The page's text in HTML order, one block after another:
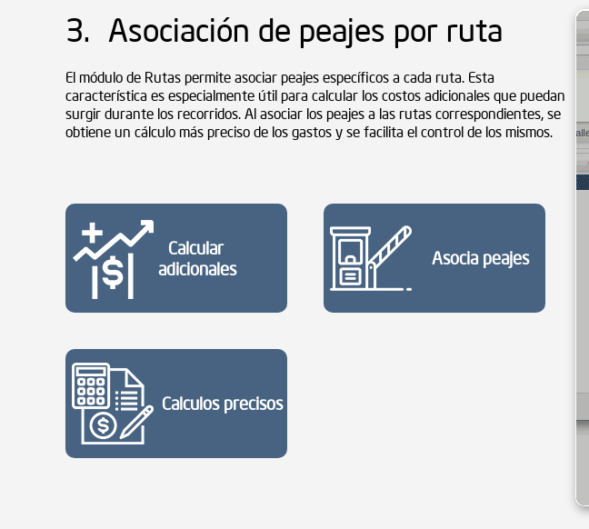
3. Asociación de peajes por ruta
El módulo de Rutas permite asociar peajes específicos a cada ruta. Esta
característica es especialmente útil para calcular los costos adicionales que puedan
surgir durante los recorridos. Al asociar los peajes a las rutas correspondientes, se
obtiene un cálculo más preciso de los gastos y se facilita el control de los mismos.
Calcular
adicionales
Asocia peajes
Calculos precisos